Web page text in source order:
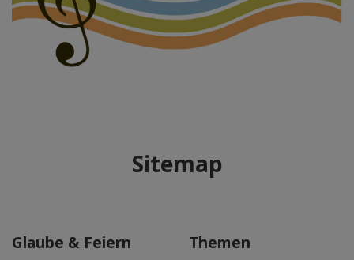
Sitemap
Glaube & Feiern Themen